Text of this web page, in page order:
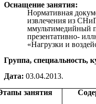
Оснащение занятия:
Нормативная
извлечения из
ммультимедийный
презентативно-
«Нагрузки и
Группа, специальность,
Дата: 03.04.2013.
занятия